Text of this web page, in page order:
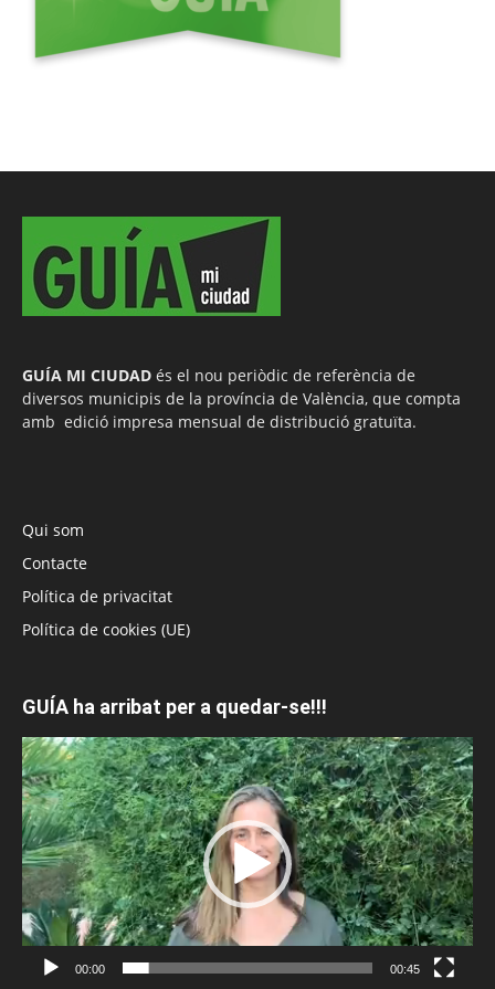
GUÍA MI CIUDAD és el nou periòdic de referència de
diversos municipis de la província de València, que compta
amb edició impresa mensual de distribució gratuïta.
Qui som
Contacte
Política de privacitat
Política de cookies (UE)
GUÍA ha arribat per a quedar-se!!!
Reproductor
de
vídeo
00:00 00:45